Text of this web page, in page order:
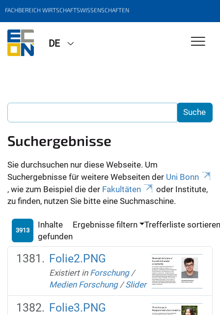
FACHBEREICH WIRTSCHAFTSWISSENSCHAFTEN
DE
Suchergebnisse
Sie durchsuchen nur diese Webseite. Um
Suchergebnisse für weitere Webseiten der Uni Bonn
, wie zum Beispiel die der Fakultäten
oder Institute,
zu finden, nutzen Sie bitte eine Suchmaschine.
3913
Inhalte
gefunden
Ergebnisse filtern Trefferliste
Folie2.PNG
Existiert in Forschung /
Medien Forschung /Slider
Folie3.PNG